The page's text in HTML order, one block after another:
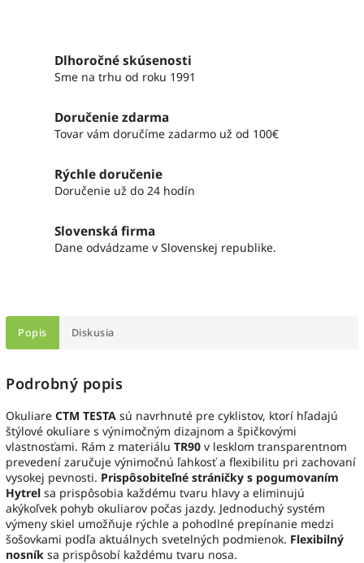
Dlhoročné skúsenosti
Sme na trhu od roku 1991
Doručenie zdarma
Tovar vám doručíme zadarmo už od 100€
Rýchle doručenie
Doručenie už do 24 hodín
Slovenská firma
Dane odvádzame v Slovenskej republike.
Popis Diskusia
Podrobný popis
Okuliare CTM TESTA sú navrhnuté pre cyklistov, ktorí hľadajú
štýlové okuliare s výnimočným dizajnom a špičkovými
vlastnosťami. Rám z materiálu TR90 v lesklom transparentnom
prevedení zaručuje výnimočnú ľahkosť a flexibilitu pri zachovaní
vysokej pevnosti. Prispôsobiteľné stráničky s pogumovaním
Hytrel sa prispôsobia každému tvaru hlavy a eliminujú
akýkoľvek pohyb okuliarov počas jazdy. Jednoduchý systém
výmeny skiel umožňuje rýchle a pohodlné prepínanie medzi
šošovkami podľa aktuálnych svetelných podmienok. Flexibilný
nosník sa prispôsobí každému tvaru nosa.